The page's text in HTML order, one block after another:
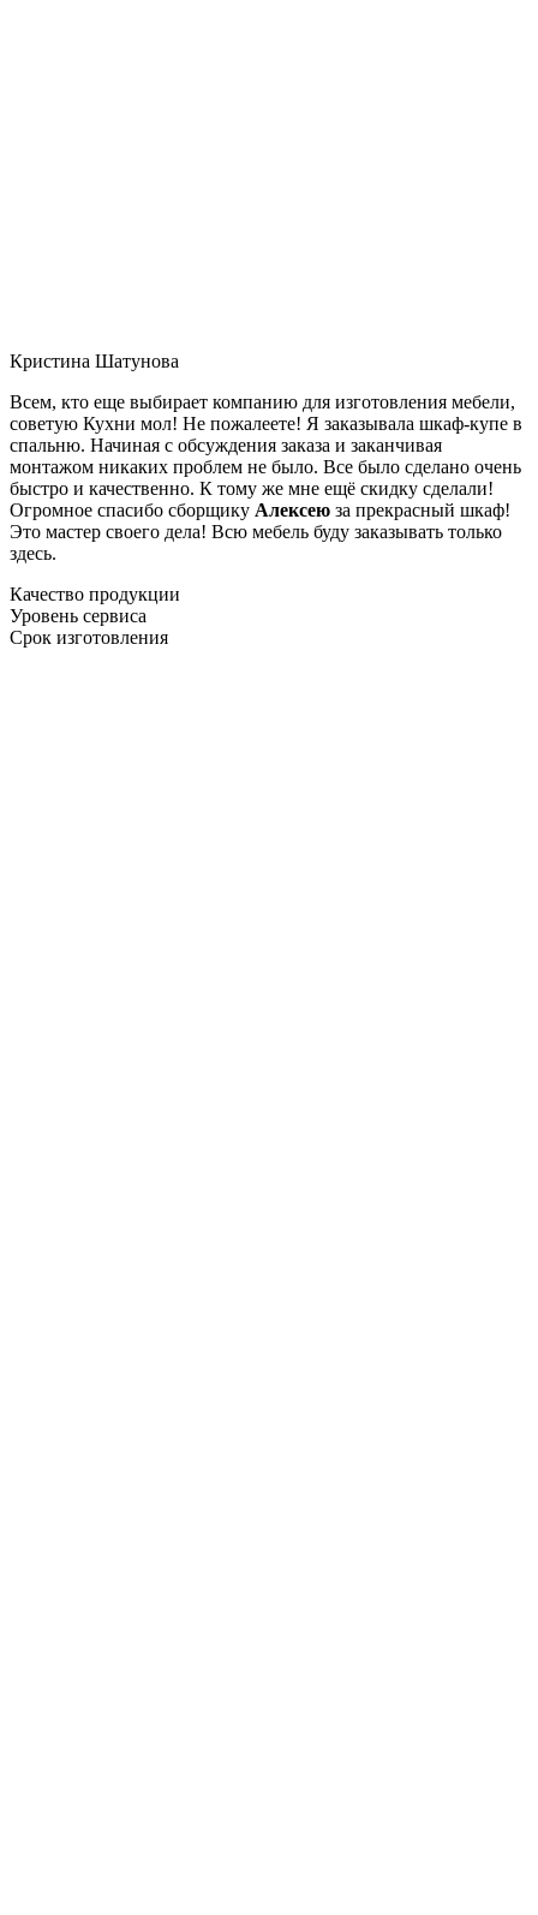
Кристина Шатунова
Всем, кто еще выбирает компанию для изготовления мебели,
советую Кухни мол! Не пожалеете! Я заказывала шкаф-купе в
спальню. Начиная с обсуждения заказа и заканчивая
монтажом никаких проблем не было. Все было сделано очень
быстро и качественно. К тому же мне ещё скидку сделали!
Огромное спасибо сборщику Алексею за прекрасный шкаф!
Это мастер своего дела! Всю мебель буду заказывать только
здесь.
Качество продукции
Уровень сервиса
Срок изготовления